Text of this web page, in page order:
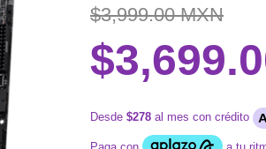
$3,999.00 MXN
Desde $278al mes con crédito